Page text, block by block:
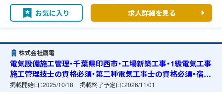
お気に入り 求人詳細を見る
株式会社鷹電
電気設備施工管理・千葉県印西市・工場新築工事・1級電気工事
施工管理技士の資格必須・第二種電気工事士の資格必須・宿舎
の準備可能
掲載開始日：2025/10/18 掲載終了予定日：2026/11/01